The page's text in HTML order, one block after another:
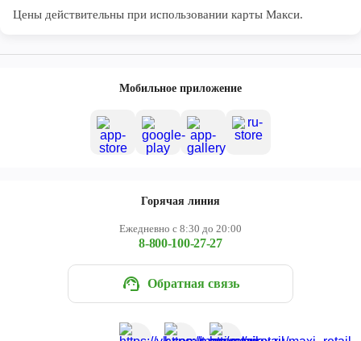
Цены действительны при использовании карты Макси.
Мобильное приложение
Горячая линия
Ежедневно с 8:30 до 20:00
8-800-100-27-27
Обратная связь